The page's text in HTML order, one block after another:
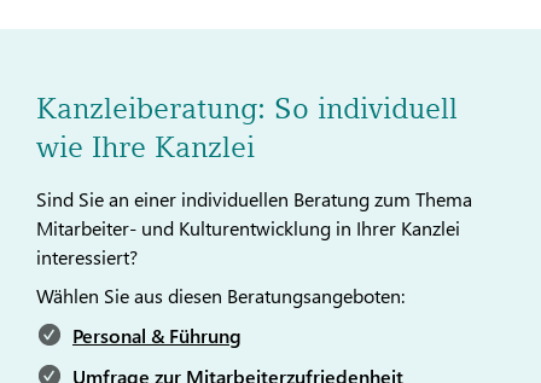
Kanzleiberatung: So individuell
wie Ihre Kanzlei
Sind Sie an einer individuellen Beratung zum Thema
Mitarbeiter- und Kulturentwicklung in Ihrer Kanzlei
interessiert?
Wählen Sie aus diesen Beratungsangeboten:
Personal & Führung
Umfrage zur Mitarbeiterzufriedenheit